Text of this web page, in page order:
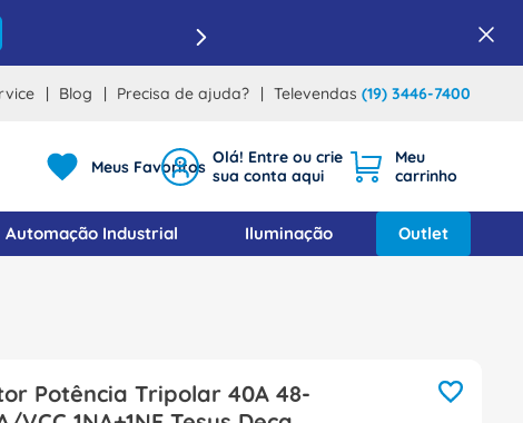
Blog Precisa de ajuda? Televendas (19) 3446-7400
Meus Favoritos
Automação Industrial Iluminação Outlet
Potência Tripolar 40A 48-